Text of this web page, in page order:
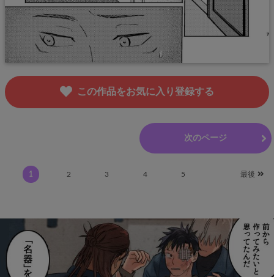
この作品をお気に入り登録する
次のページ
1 2 3 4 5 最後